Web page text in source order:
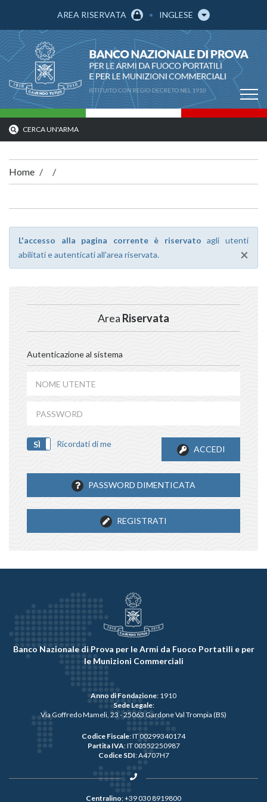
AREA RISERVATA INGLESE
CERCA UN'ARMA
Home
L'accesso alla pagina corrente è riservato agli utenti
abilitati e autenticati all'area riservata.
×
Area Riservata
Autenticazione al sistema
SÌ NO
Ricordati di me
ACCEDI
PASSWORD DIMENTICATA
REGISTRATI
Banco Nazionale di Prova per le Armi da Fuoco Portatili e per
le Munizioni Commerciali
Anno di Fondazione: 1910
Sede Legale:
Via Goffredo Mameli, 23 - 25063 Gardone Val Trompia (BS)
Codice Fiscale: IT 00299340174
Partita IVA: IT 00552250987
Codice SDI: A4707H7
Centralino:+39 030 8919800